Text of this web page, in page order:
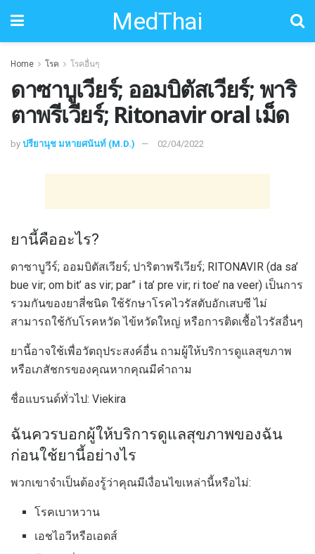
MedThai
Home โรค โรคอื่นๆ
ดาซาบูเวียร์; ออมบิตัสเวียร์; พาริ
ตาพรีเวียร์; Ritonavir oral เม็ด
by ปรียานุช มหายศนันท์ (M.D.) 02/04/2022
ยานี้คืออะไร?
ดาซาบูวีร์; ออมบิตัสเวียร์; ปาริตาพรีเวียร์; RITONAVIR (da sa’
bue vir; om bit’ as vir; par” i ta’ pre vir; ri toe’ na veer) เป็นการ
รวมกันของยาสี่ชนิด ใช้รักษาโรคไวรัสตับอักเสบซี ไม่
สามารถใช้กับโรคหวัด ไข้หวัดใหญ่ หรือการติดเชื้อไวรัสอื่นๆ
ยานี้อาจใช้เพื่อวัตถุประสงค์อื่น ถามผู้ให้บริการดูแลสุขภาพ
หรือเภสัชกรของคุณหากคุณมีคำถาม
ชื่อแบรนด์ทั่วไป: Viekira
ฉันควรบอกผู้ให้บริการดูแลสุขภาพของฉัน
ก่อนใช้ยานี้อย่างไร
พวกเขาจำเป็นต้องรู้ว่าคุณมีเงื่อนไขเหล่านี้หรือไม่:
โรคเบาหวาน
เอชไอวีหรือเอดส์